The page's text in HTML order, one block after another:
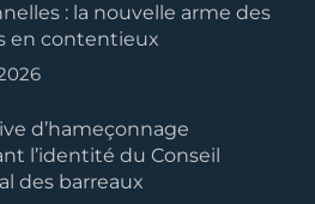
: la nouvelle arme des
en contentieux
d’hameçonnage
l’identité du Conseil
des barreaux